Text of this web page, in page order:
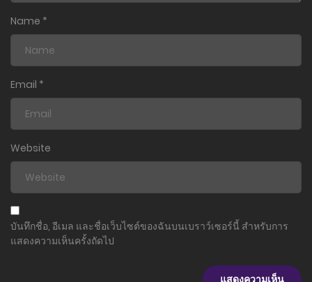
Name *
Email *
Website
บันทึกชื่อ, อีเมล และชื่อเว็บไซต์ของฉันบนเบราว์เซอร์นี้ สำหรับการ
แสดงความเห็นครั้งถัดไป